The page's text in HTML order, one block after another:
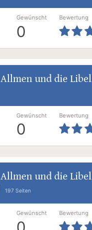
Gewünscht
0
Bewertung
Allmen und die
Gewünscht
0
Bewertung
Allmen und die
197 Seiten
Gewünscht Bewertung